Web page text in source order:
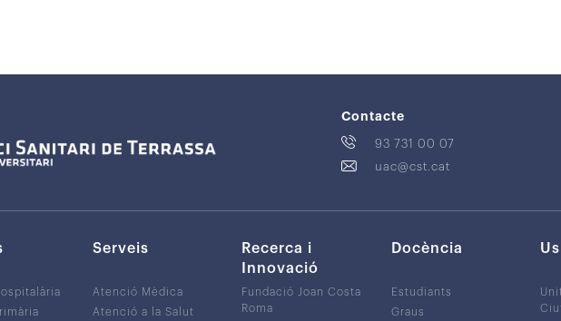
Contacte
93 731 00 07
uac@cst.cat
Serveis
Atenció Mèdica
Atenció a la Salut
Recerca i
Innovació
Fundació Joan Costa
Roma
Docència
Estudiants
Graus